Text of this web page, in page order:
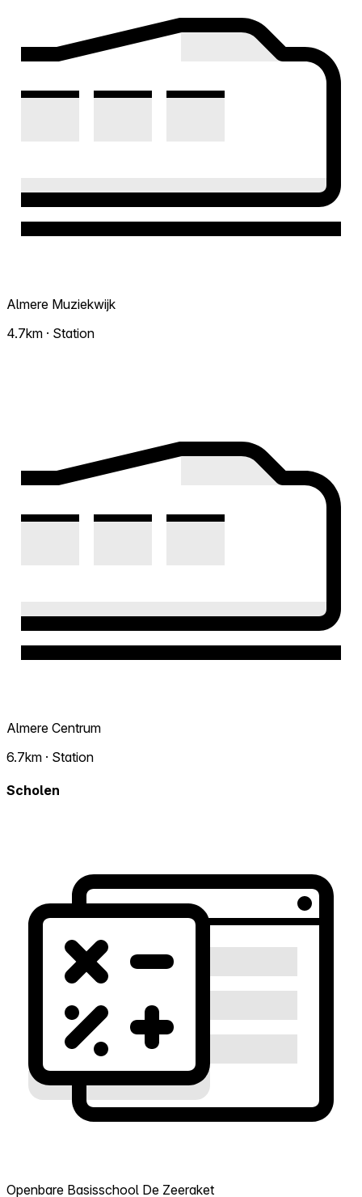
Almere Muziekwijk
4.7km · Station
Almere Centrum
6.7km · Station
Scholen
Openbare Basisschool De Zeeraket